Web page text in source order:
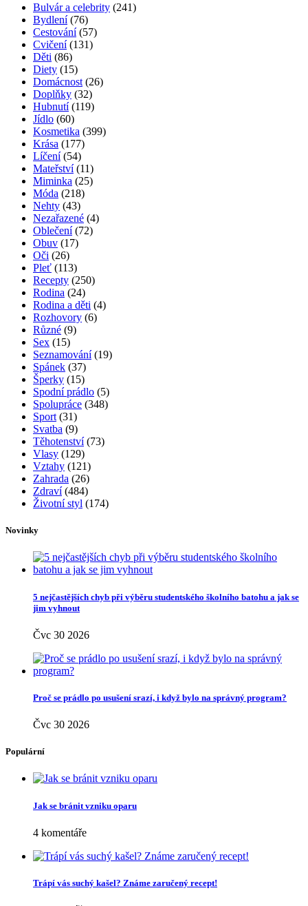
Bulvár a celebrity (241)
Bydlení(76)
Cestování(57)
Cvičení(131)
Děti (86)
Diety (15)
Domácnost (26)
Doplňky (32)
Hubnutí(119)
Jídlo (60)
Kosmetika (399)
Krása (177)
Líčení(54)
Mateřství(11)
Miminka (25)
Móda (218)
Nehty (43)
Nezařazené (4)
Oblečení(72)
Obuv (17)
Oči (26)
Pleť (113)
Recepty (250)
Rodina (24)
Rodina a děti (4)
Rozhovory (6)
Různé (9)
Sex (15)
Seznamování(19)
Spánek (37)
Šperky (15)
Spodní prádlo (5)
Spolupráce (348)
Sport (31)
Svatba (9)
Těhotenství(73)
Vlasy (129)
Vztahy (121)
Zahrada (26)
Zdraví(484)
Životní styl (174)
Novinky
5 nejčastějších chyb při výběru studentského školního batohu a jak se
jim vyhnout
Čvc 30 2026
Proč se prádlo po usušení srazí, i když bylo na správný program?
Čvc 30 2026
Populární
Jak se bránit vzniku oparu
4 komentáře
Trápí vás suchý kašel? Známe zaručený recept!